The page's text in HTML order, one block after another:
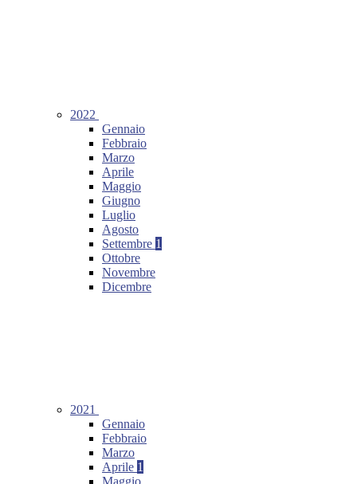
2022
Gennaio
Febbraio
Marzo
Aprile
Maggio
Giugno
Luglio
Agosto
Settembre 1
Ottobre
Novembre
Dicembre
2021
Gennaio
Febbraio
Marzo
Aprile 1